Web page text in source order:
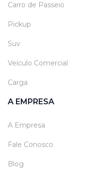
Carro de Passeio
Pickup
Suv
Veículo Comercial
Carga
A EMPRESA
A Empresa
Fale Conosco
Blog